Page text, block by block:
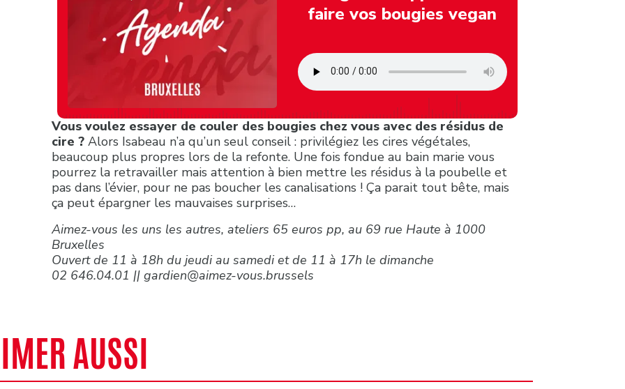
faire vos bougies vegan
Vous voulez essayer de couler des bougies chez vous avec des résidus de
cire ? Alors Isabeau n’a qu’un seul conseil : privilégiez les cires végétales,
beaucoup plus propres lors de la refonte. Une fois fondue au bain marie vous
pourrez la retravailler mais attention à bien mettre les résidus à la poubelle et
pas dans l’évier, pour ne pas boucher les canalisations ! Ça parait tout bête, mais
ça peut épargner les mauvaises surprises…
Aimez-vous les uns les autres, ateliers 65 euros pp, au 69 rue Haute à 1000
Bruxelles
Ouvert de 11 à 18h du jeudi au samedi et de 11 à 17h le dimanche
02 646.04.01 || gardien@aimez-vous.brussels
AUSSI